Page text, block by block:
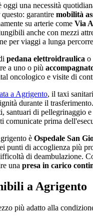
una necessità
garantire mobilità
su arterie come Via
anche con mezzi
per viaggi a lunga
pedana elettroidraulica o
a uno o più
oncologico e visite di
a Agrigento, il taxi
durante il
santuari di pellegrinaggio
comunicate prima
è Ospedale San
punti di accoglienza più
di deambulazione.
una presa in carico
a Agrigento
più adatto alla